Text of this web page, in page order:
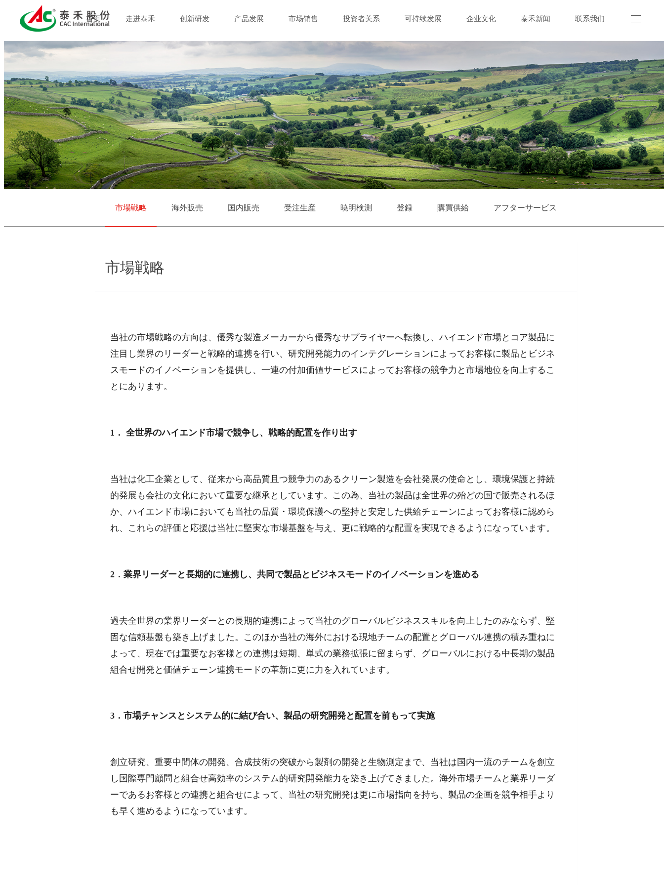
首页 走进泰禾 创新研发 产品发展 市场销售 投资者关系 可持续发展 企业文化 泰禾新闻 联系我们
市場戦略 海外販売 国内販売 受注生産 暁明検測 登録 購買供給 アフターサービス
市場戦略
当社の市場戦略の方向は、優秀な製造メーカーから優秀なサプライヤーへ転換し、ハイエンド市場とコア製品に
注目し業界のリーダーと戦略的連携を行い、研究開発能力のインテグレーションによってお客様に製品とビジネ
スモードのイノベーションを提供し、一連の付加価値サービスによってお客様の競争力と市場地位を向上するこ
とにあります。
1． 全世界のハイエンド市場で競争し、戦略的配置を作り出す
当社は化工企業として、従来から高品質且つ競争力のあるクリーン製造を会社発展の使命とし、環境保護と持続
的発展も会社の文化において重要な継承としています。この為、当社の製品は全世界の殆どの国で販売されるほ
か、ハイエンド市場においても当社の品質・環境保護への堅持と安定した供給チェーンによってお客様に認めら
れ、これらの評価と応援は当社に堅実な市場基盤を与え、更に戦略的な配置を実現できるようになっています。
2．業界リーダーと長期的に連携し、共同で製品とビジネスモードのイノベーションを進める
過去全世界の業界リーダーとの長期的連携によって当社のグローバルビジネススキルを向上したのみならず、堅
固な信頼基盤も築き上げました。このほか当社の海外における現地チームの配置とグローバル連携の積み重ねに
よって、現在では重要なお客様との連携は短期、単式の業務拡張に留まらず、グローバルにおける中長期の製品
組合せ開発と価値チェーン連携モードの革新に更に力を入れています。
3．市場チャンスとシステム的に結び合い、製品の研究開発と配置を前もって実施
創立研究、重要中間体の開発、合成技術の突破から製剤の開発と生物測定まで、当社は国内一流のチームを創立
し国際専門顧問と組合せ高効率のシステム的研究開発能力を築き上げてきました。海外市場チームと業界リーダ
ーであるお客様との連携と組合せによって、当社の研究開発は更に市場指向を持ち、製品の企画を競争相手より
も早く進めるようになっています。